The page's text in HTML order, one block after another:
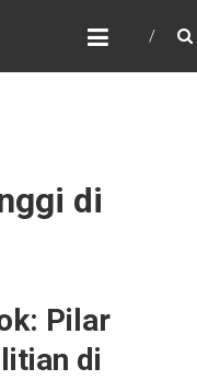
di
Pilar
di